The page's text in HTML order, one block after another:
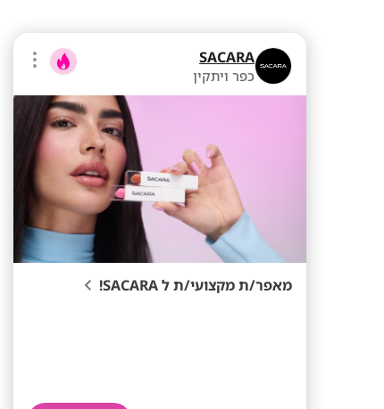
SACARA
כפר ויתקין
מאפר/ת מקצועי/ת ל SACARA!